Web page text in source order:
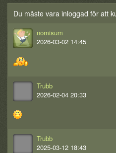
Du måste vara inloggad för att
nomisum
2026-03-02 14:45
Trubb
2026-02-04 20:33
Trubb
2025-03-12 18:43